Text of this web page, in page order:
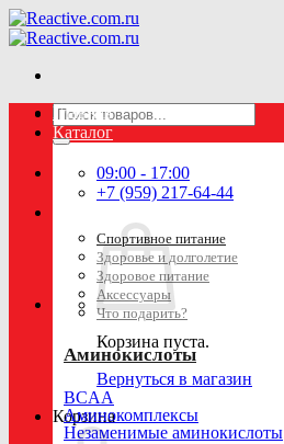
Skip
to
Искать:
09:00 - 17:00
+7 (959) 217-64-44
Корзина пуста.
Вернуться в магазин
Корзина
Главная
Каталог
Спортивное питание
Здоровье и долголетие
Здоровое питание
Аксессуары
Что подарить?
Аминокислоты
BCAA
Аминокомплексы
Незаменимые аминокислоты